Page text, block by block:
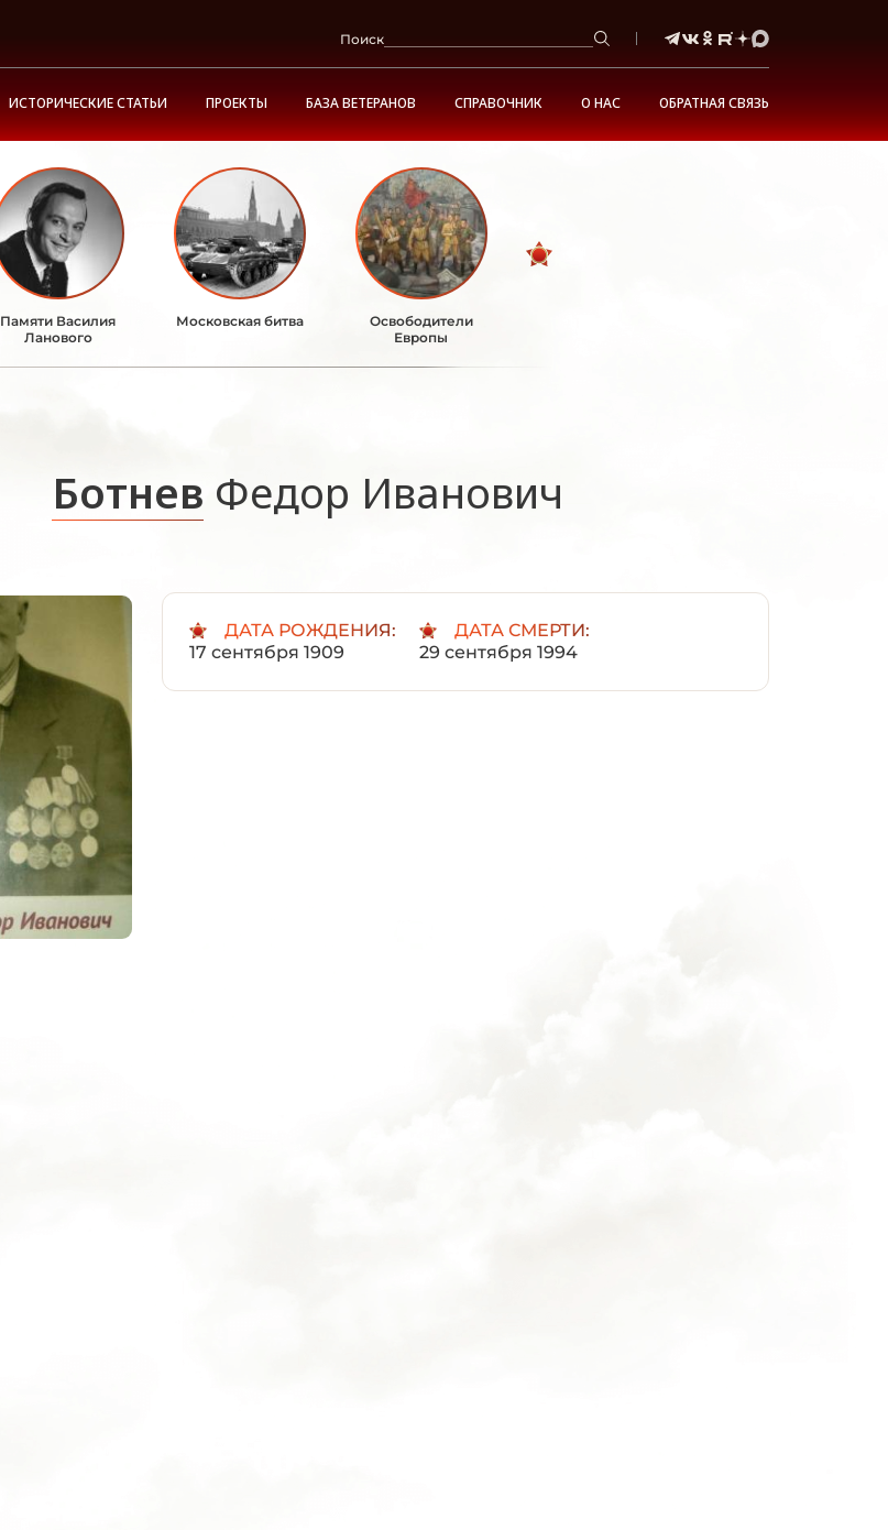
Поиск
ИСТОРИЧЕСКИЕ СТАТЬИ ПРОЕКТЫ БАЗА ВЕТЕРАНОВ СПРАВОЧНИК О НАС ОБРАТНАЯ СВЯЗЬ
Памяти Василия
Ланового
Московская битва
Освободители
Европы
Ботнев Федор Иванович
ДАТА РОЖДЕНИЯ:
17 сентября 1909
ДАТА СМЕРТИ:
29 сентября 1994